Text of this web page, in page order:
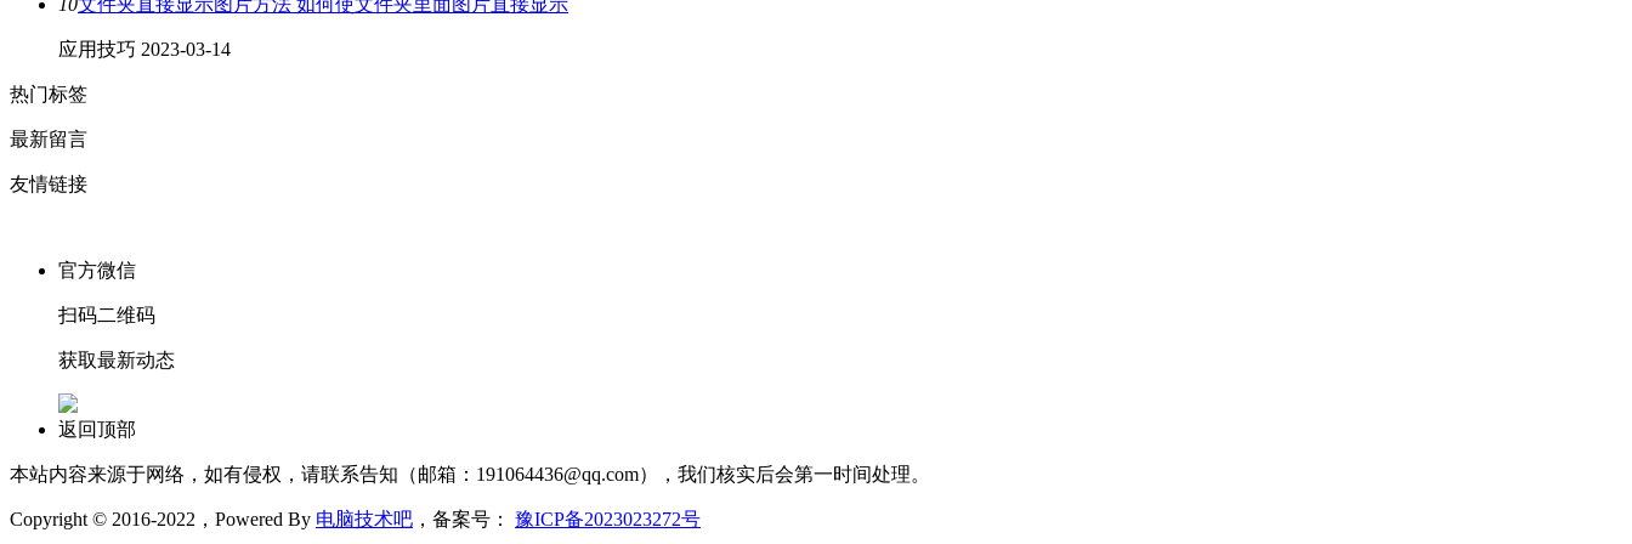
应用技巧 2023-03-14
热门标签
最新留言
友情链接
官方微信
扫码二维码
获取最新动态
返回顶部
本站内容来源于网络，如有侵权，请联系告知（邮箱：191064436@qq.com），我们核实后会第一时间处理。
Copyright © 2016-2022，Powered By 电脑技术吧 ，备案号： 豫ICP备2023023272号